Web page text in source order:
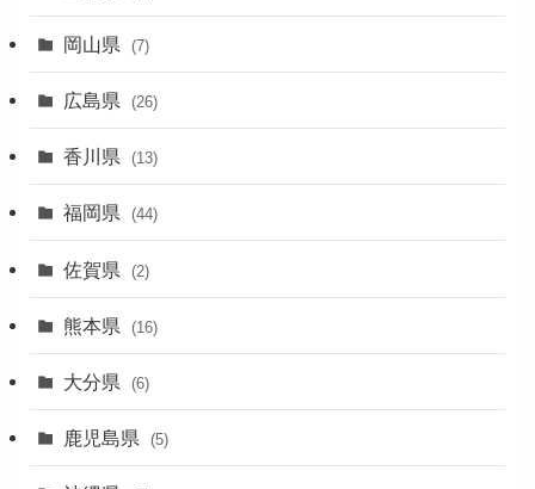
(1)
岡山県 (7)
広島県 (26)
香川県 (13)
福岡県 (44)
佐賀県 (2)
熊本県 (16)
大分県 (6)
鹿児島県 (5)